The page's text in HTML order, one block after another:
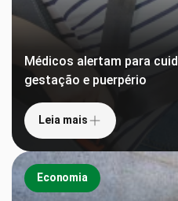
Médicos alertam para
gestação e puerpério
Leia mais
Economia